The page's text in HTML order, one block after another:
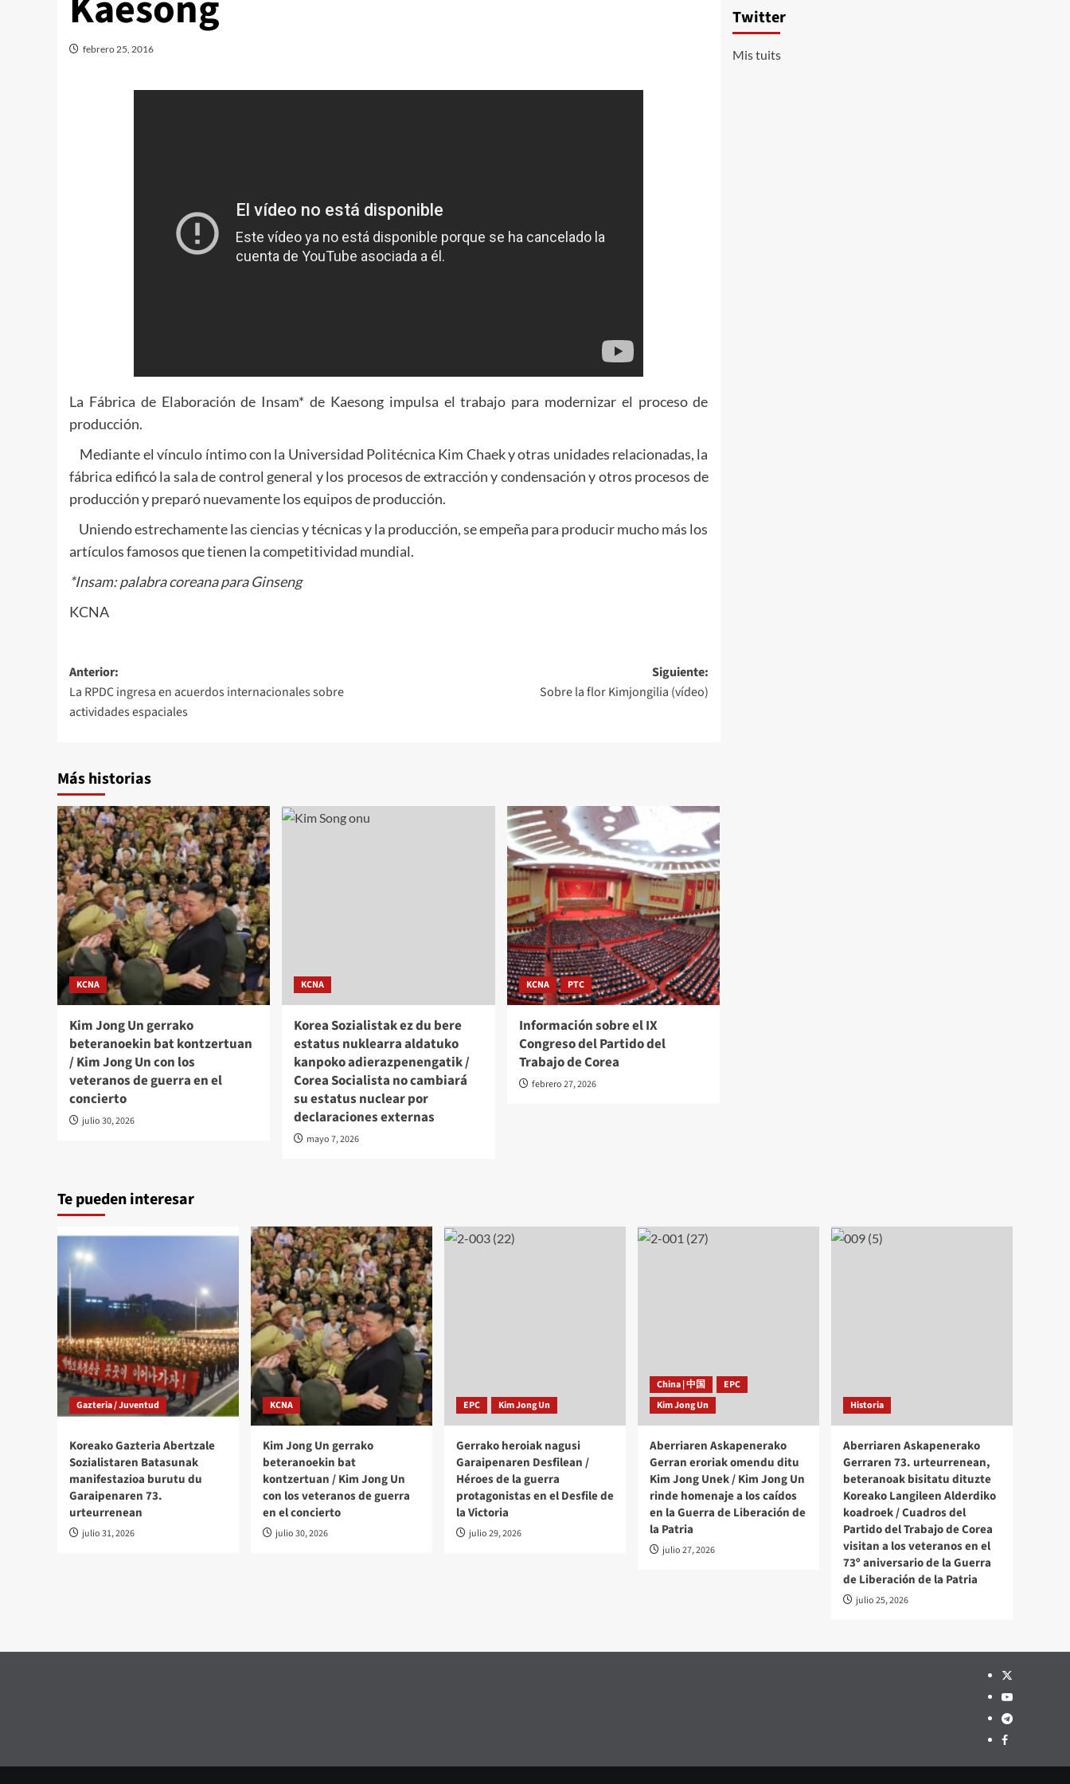
febrero 25, 2016
La Fábrica de Elaboración de Insam* de Kaesong impulsa el trabajo para modernizar el proceso de
producción.
Mediante el vínculo íntimo con la Universidad Politécnica Kim Chaek y otras unidades relacionadas, la
fábrica edificó la sala de control general y los procesos de extracción y condensación y otros procesos de
producción y preparó nuevamente los equipos de producción.
Uniendo estrechamente las ciencias y técnicas y la producción, se empeña para producir mucho más los
artículos famosos que tienen la competitividad mundial.
*Insam: palabra coreana para Ginseng
KCNA
Navegación
de
entradas
Anterior:
La RPDC ingresa en acuerdos internacionales sobre
actividades espaciales
Siguiente:
Sobre la flor Kimjongilia (vídeo)
Más historias
KCNA
Kim Jong Un gerrako
beteranoekin bat kontzertuan
/ Kim Jong Un con los
veteranos de guerra en el
concierto
julio 30, 2026
KCNA
Korea Sozialistak ez du bere
estatus nuklearra aldatuko
kanpoko adierazpenengatik /
Corea Socialista no cambiará
su estatus nuclear por
declaraciones externas
mayo 7, 2026
KCNA PTC
Información sobre el IX
Congreso del Partido del
Trabajo de Corea
febrero 27, 2026
Twitter
Mis tuits
Te pueden interesar
Gazteria / Juventud
Koreako Gazteria Abertzale
Sozialistaren Batasunak
manifestazioa burutu du
Garaipenaren 73.
urteurrenean
julio 31, 2026
KCNA
Kim Jong Un gerrako
beteranoekin bat
kontzertuan / Kim Jong Un
con los veteranos de guerra
en el concierto
julio 30, 2026
EPC Kim Jong Un
Gerrako heroiak nagusi
Garaipenaren Desfilean /
Héroes de la guerra
protagonistas en el Desfile de
la Victoria
julio 29, 2026
China | 中国
EPC
Kim Jong Un
Aberriaren Askapenerako
Gerran eroriak omendu ditu
Kim Jong Unek / Kim Jong Un
rinde homenaje a los caídos
en la Guerra de Liberación de
la Patria
julio 27, 2026
Historia
Aberriaren Askapenerako
Gerraren 73. urteurrenean,
beteranoak bisitatu dituzte
Koreako Langileen Alderdiko
koadroek / Cuadros del
Partido del Trabajo de Corea
visitan a los veteranos en el
73º aniversario de la Guerra
de Liberación de la Patria
julio 25, 2026
Twitter
YouTube
Telegram
Facebook